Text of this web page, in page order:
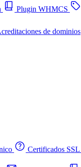
Plugin WHMCS
de dominios
Certificados SSL